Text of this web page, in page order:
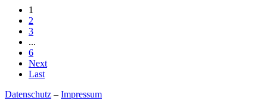
1
2
3
...
6
Next
Last
Datenschutz – Impressum